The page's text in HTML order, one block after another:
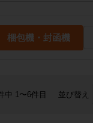
梱包機・封函機
中 1〜6件目 並び替え